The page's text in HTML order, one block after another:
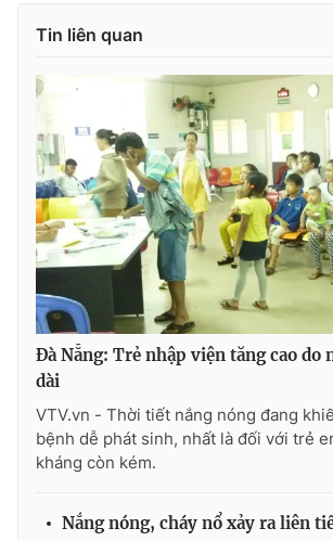
Emagazine
Photo
Video Shorts
VTV Money VTV Thể
VTV Sức khoẻ Bất động
Thị trường 24h Tấm lòng
VTV4 Vươn
VTV9
Liên hệ tòa soạn English
Tin liên quan
Đà Nẵng: Trẻ nhập viện tăng cao do
dài
VTV.vn - Thời tiết nắng nóng đang
bệnh dễ phát sinh, nhất là đối với trẻ
kháng còn kém.
Nắng nóng, cháy nổ xảy ra liên